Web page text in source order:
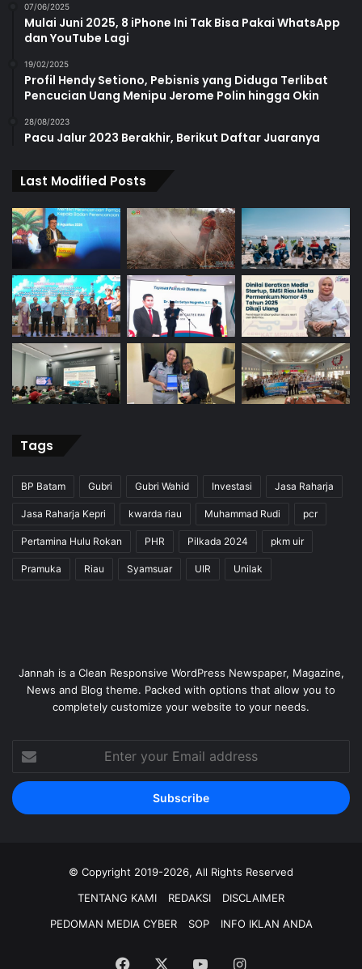
07/06/2025
Mulai Juni 2025, 8 iPhone Ini Tak Bisa Pakai WhatsApp
dan YouTube Lagi
19/02/2025
Profil Hendy Setiono, Pebisnis yang Diduga Terlibat
Pencucian Uang Menipu Jerome Polin hingga Okin
28/08/2023
Pacu Jalur 2023 Berakhir, Berikut Daftar Juaranya
Last Modified Posts
Tags
BP Batam Gubri Gubri Wahid Investasi Jasa Raharja
Jasa Raharja Kepri kwarda riau Muhammad Rudi pcr
Pertamina Hulu Rokan PHR Pilkada 2024 pkm uir
Pramuka Riau Syamsuar UIR Unilak
Jannah is a Clean Responsive WordPress Newspaper, Magazine,
News and Blog theme. Packed with options that allow you to
completely customize your website to your needs.
your
Email
address
© Copyright 2019-2026, All Rights Reserved
TENTANG KAMI
REDAKSI
DISCLAIMER
PEDOMAN MEDIA CYBER
SOP INFO IKLAN ANDA
Facebook YouTubeInstagram